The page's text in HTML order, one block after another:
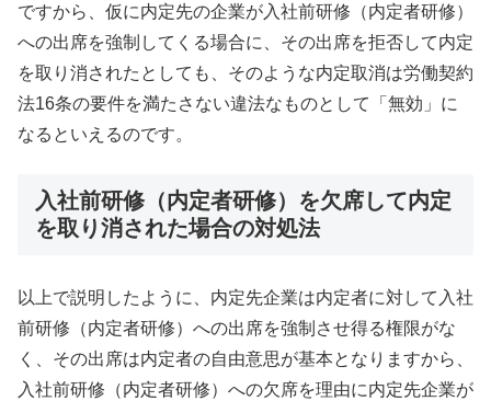
ですから、仮に内定先の企業が入社前研修（内定者研修）
への出席を強制してくる場合に、その出席を拒否して内定
を取り消されたとしても、そのような内定取消は労働契約
法16条の要件を満たさない違法なものとして「無効」に
なるといえるのです。
入社前研修（内定者研修）を欠席して内定
を取り消された場合の対処法
以上で説明したように、内定先企業は内定者に対して入社
前研修（内定者研修）への出席を強制させ得る権限がな
く、その出席は内定者の自由意思が基本となりますから、
入社前研修（内定者研修）への欠席を理由に内定先企業が